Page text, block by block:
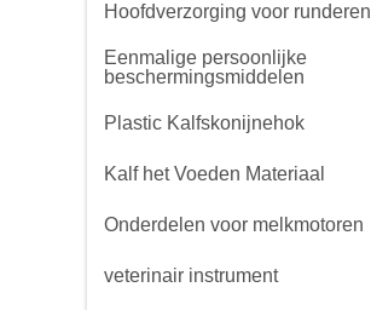
Hoofdverzorging voor runderen
Eenmalige persoonlijke
beschermingsmiddelen
Plastic Kalfskonijnehok
Kalf het Voeden Materiaal
Onderdelen voor melkmotoren
veterinair instrument